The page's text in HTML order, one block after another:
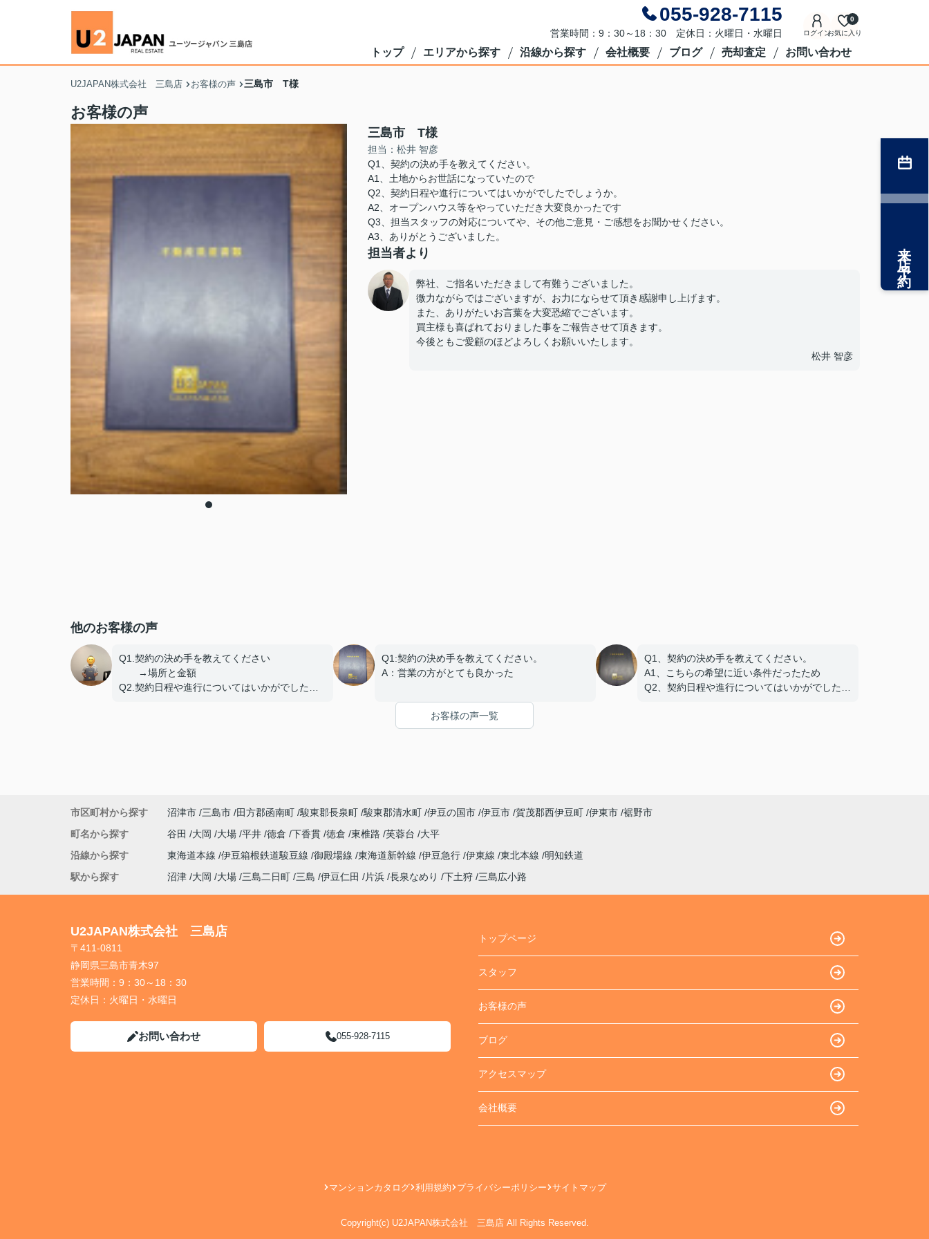
055-928-7115
営業時間：9：30～18：30 定休日：火曜日・水曜日 ログインお気に入り
0
トップ エリアから探す 沿線から探す 会社概要 ブログ 売却査定 お問い合わせ
U2JAPAN株式会社 三島店 お客様の声 三島市 T様
お客様の声
三島市 T様
担当：松井 智彦
Q1、契約の決め手を教えてください。
A1、土地からお世話になっていたので
Q2、契約日程や進行についてはいかがでしたでしょうか。
A2、オープンハウス等をやっていただき大変良かったです
Q3、担当スタッフの対応についてや、その他ご意見・ご感想をお聞かせください。
A3、ありがとうございました。
担当者より
弊社、ご指名いただきまして有難うございました。
微力ながらではございますが、お力にならせて頂き感謝申し上げます。
また、ありがたいお言葉を大変恐縮でございます。
買主様も喜ばれておりました事をご報告させて頂きます。
今後ともご愛顧のほどよろしくお願いいたします。
松井 智彦
他のお客様の声
Q1.契約の決め手を教えてください
→場所と金額
Q2.契約日程や進行についてはいかがでしたで
Q1:契約の決め手を教えてください。
A：営業の方がとても良かった
Q2:契約日程や進行についてはいかがでしたで
A：円滑におこなっていただきました
Q1、契約の決め手を教えてください。
A1、こちらの希望に近い条件だったため
Q2、契約日程や進行についてはいかがでしたで
お客様の声一覧
来店予約
市区町村から探す 沼津市 三島市 田方郡函南町 駿東郡長泉町 駿東郡清水町 伊豆の国市 伊豆市 賀茂郡西伊豆町 伊東市 裾野市
町名から探す
谷田 大岡 大場 平井 徳倉 下香貫 徳倉 東椎路 芙蓉台
大平
沿線から探す
東海道本線 伊豆箱根鉄道駿豆線 御殿場線 東海道新幹線 伊豆急行 伊東線 東北本線
明知鉄道
駅から探す
沼津 大岡 大場 三島二日町 三島 伊豆仁田 片浜 長泉なめり 下土狩 三島広小路
U2JAPAN株式会社 三島店
〒411-0811
静岡県三島市青木97
営業時間： 9：30～18：30
定休日： 火曜日・水曜日
お問い合わせ 055-928-7115
トップページ
スタッフ
お客様の声
ブログ
アクセスマップ
会社概要
マンションカタログ 利用規約 プライバシーポリシー サイトマップ
Copyright(c) U2JAPAN株式会社 三島店 All Rights Reserved.